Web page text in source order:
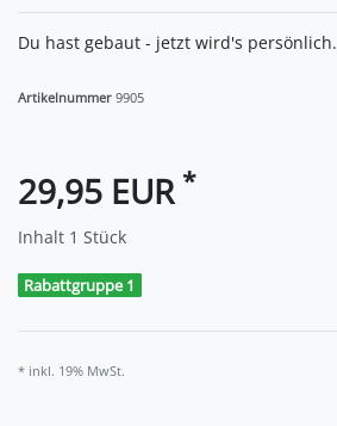
Du hast gebaut - jetzt wird's persönlich.
Artikelnummer 9905
29,95 EUR *
Inhalt 1 Stück
Rabattgruppe 1
* inkl. 19% MwSt.